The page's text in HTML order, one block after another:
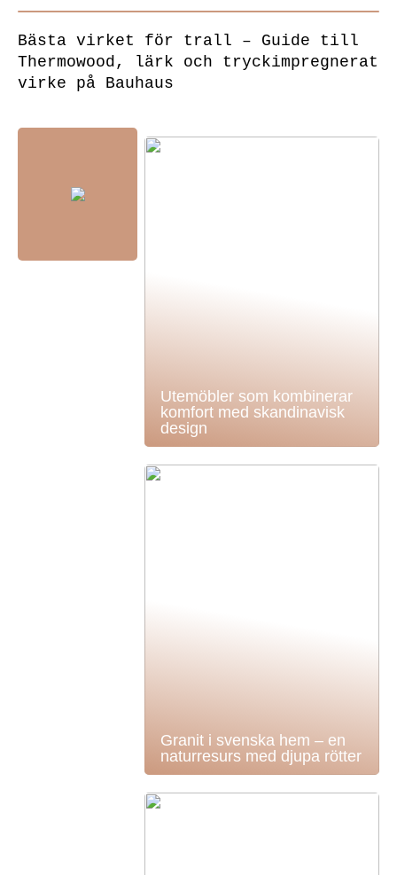
Bästa virket för trall – Guide till
Thermowood, lärk och tryckimpregnerat
virke på Bauhaus
Utemöbler som kombinerar
komfort med skandinavisk
design
Granit i svenska hem – en
naturresurs med djupa rötter